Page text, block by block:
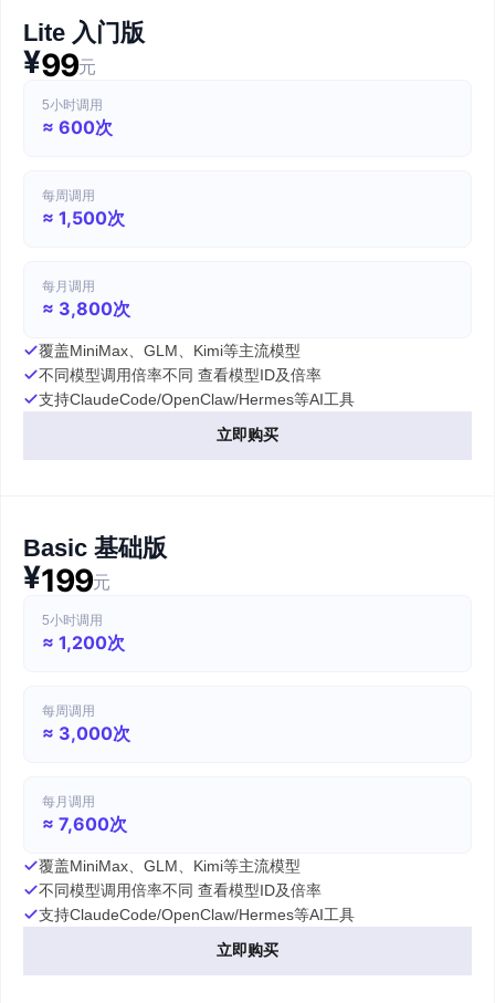
Lite 入门版
¥99元
5小时调用
≈ 600次
每周调用
≈ 1,500次
每月调用
≈ 3,800次
覆盖MiniMax、GLM、Kimi等主流模型
不同模型调用倍率不同 查看模型ID及倍率
支持ClaudeCode/OpenClaw/Hermes等AI工具
立即购买
Basic 基础版
¥199元
5小时调用
≈ 1,200次
每周调用
≈ 3,000次
每月调用
≈ 7,600次
覆盖MiniMax、GLM、Kimi等主流模型
不同模型调用倍率不同 查看模型ID及倍率
支持ClaudeCode/OpenClaw/Hermes等AI工具
立即购买